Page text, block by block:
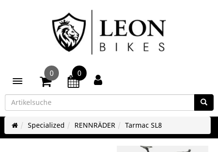
Toggle navigation
0 0
Specialized RENNRÄDER Tarmac SL8